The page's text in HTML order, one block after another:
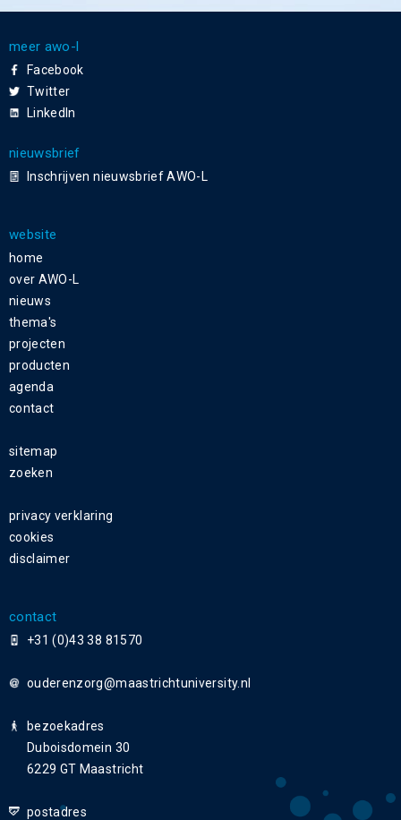
meer awo-l
Facebook
Twitter
LinkedIn
nieuwsbrief
Inschrijven nieuwsbrief AWO-L
website
home
over AWO-L
nieuws
thema's
projecten
producten
agenda
contact
sitemap
zoeken
privacy verklaring
cookies
disclaimer
contact
+31 (0)43 38 81570
ouderenzorg
bezoekadres
Duboisdomein 30
6229 GT Maastricht
postadres